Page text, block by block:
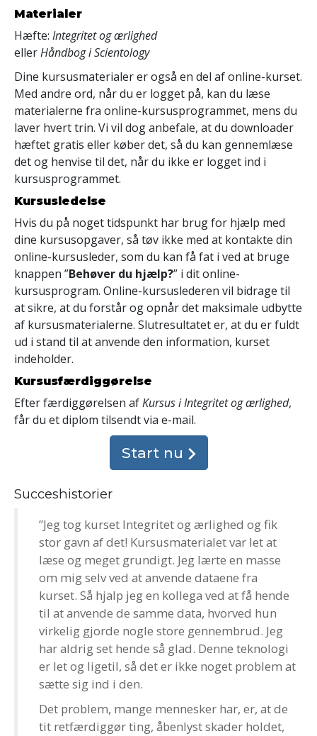
Materialer
Hæfte: Integritet og ærlighed
ellerHåndbog i Scientology
Dine kursusmaterialer er også en del af online-kurset.
Med andre ord, når du er logget på, kan du læse
materialerne fra online-kursusprogrammet, mens du
laver hvert trin. Vi vil dog anbefale, at du downloader
hæftet gratis eller køber det, så du kan gennemlæse
det og henvise til det, når du ikke er logget ind i
kursusprogrammet.
Kursusledelse
Hvis du på noget tidspunkt har brug for hjælp med
dine kursusopgaver, så tøv ikke med at kontakte din
online-kursusleder, som du kan få fat i ved at bruge
knappen ”Behøver du hjælp?” i dit online-
kursusprogram. Online-kursuslederen vil bidrage til
at sikre, at du forstår og opnår det maksimale udbytte
af kursusmaterialerne. Slutresultatet er, at du er fuldt
ud i stand til at anvende den information, kurset
indeholder.
Kursusfærdiggørelse
Efter færdiggørelsen afKursus i Integritet og ærlighed,
får du et diplom tilsendtvia e-mail.
Start nu
Succeshistorier
”Jeg tog kurset Integritet og ærlighed og fik
stor gavn af det! Kursusmaterialet var let at
læse og meget grundigt. Jeg lærte en masse
om mig selv ved at anvende dataene fra
kurset. Så hjalp jeg en kollega ved at få hende
til at anvende de samme data, hvorved hun
virkelig gjorde nogle store gennembrud. Jeg
har aldrig set hende så glad. Denne teknologi
er let og ligetil, så det er ikke noget problem at
sætte sig ind i den.
Det problem, mange mennesker har, er, at de
tit retfærdiggør ting, åbenlyst skader holdet,